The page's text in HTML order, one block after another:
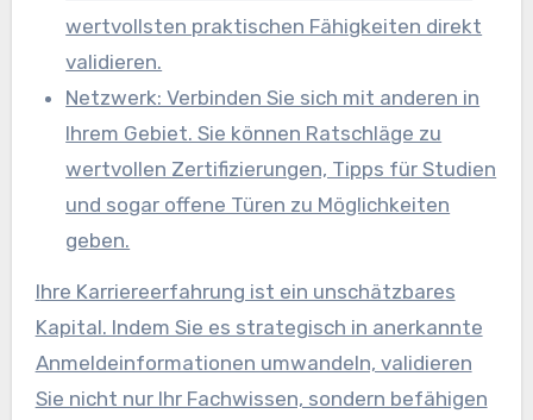
wertvollsten praktischen Fähigkeiten direkt
validieren.
Netzwerk: Verbinden Sie sich mit anderen in
Ihrem Gebiet. Sie können Ratschläge zu
wertvollen Zertifizierungen, Tipps für Studien
und sogar offene Türen zu Möglichkeiten
geben.
Ihre Karriereerfahrung ist ein unschätzbares
Kapital. Indem Sie es strategisch in anerkannte
Anmeldeinformationen umwandeln, validieren
Sie nicht nur Ihr Fachwissen, sondern befähigen